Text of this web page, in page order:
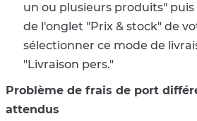
un ou plusieurs produits"
de l'onglet "Prix & stock" de
sélectionner ce mode de
"Livraison pers."
Problème de frais de port
attendus